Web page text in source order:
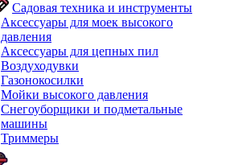
Садовая техника и инструменты
Аксессуары для моек высокого
давления
Аксессуары для цепных пил
Воздуходувки
Газонокосилки
Мойки высокого давления
Снегоуборщики и подметальные
машины
Триммеры